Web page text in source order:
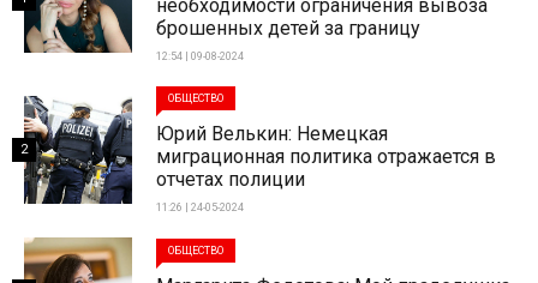
необходимости ограничения вывоза
брошенных детей за границу
12:54 | 09-08-2024
ОБЩЕСТВО
Юрий Велькин: Немецкая
миграционная политика отражается в
отчетах полиции
11:26 | 24-05-2024
2
ОБЩЕСТВО